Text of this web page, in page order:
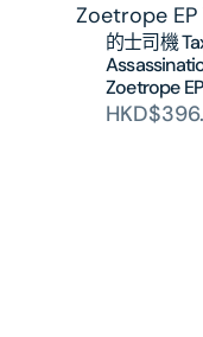
的士司機
Zoetrope